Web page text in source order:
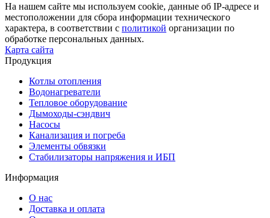
На нашем сайте мы используем cookie, данные об IP-адресе и
местоположении для сбора информации технического
характера, в соответствии с политикой организации по
обработке персональных данных.
Карта сайта
Продукция
Котлы отопления
Водонагреватели
Тепловое оборудование
Дымоходы-сэндвич
Насосы
Канализация и погреба
Элементы обвязки
Стабилизаторы напряжения и ИБП
Информация
О нас
Доставка и оплата